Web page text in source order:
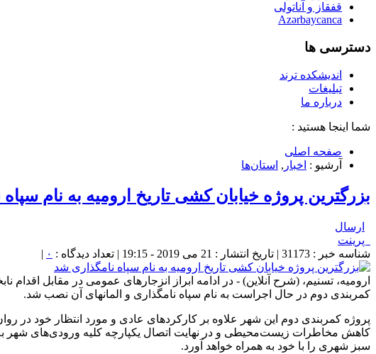
قفقاز و آناتولی
Azərbaycanca
دسترسی ها
اندیشکده ترند
تبلیغات
درباره ما
شما اینجا هستید :
صفحه اصلی
آرشیو : اخبار , استان‌ها
بزرگترین پروژه خیابان کشی تاریخ ارومیه به نام
ارسال
پرینت
شناسه خبر : 31173 | تاریخ انتشار : 21 می 2019 - 19:15 | تعداد دیدگاه :
۰ |
ارومیه، تسنیم، (شرح آنلاین) - در ادامه ابراز انزجارهای عمومی در مقابل
کمربندی دوم در حال اجراست به نام سپاه نامگذاری و المانهای آن نصب شد.
پروژه کمربندی دوم این شهر علاوه بر کارکردهای عادی و مورد انتظار خود در
کاهش مخاطرات زیست‌محیطی و در نهایت اتصال یکپارچه کلیه ورودی‌های شهر
سبز شهری را با خود به همراه خواهد آورد.